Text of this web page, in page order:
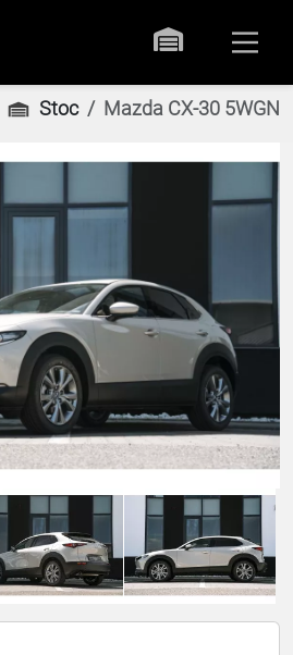
Stoc Mazda CX-30 5WGN